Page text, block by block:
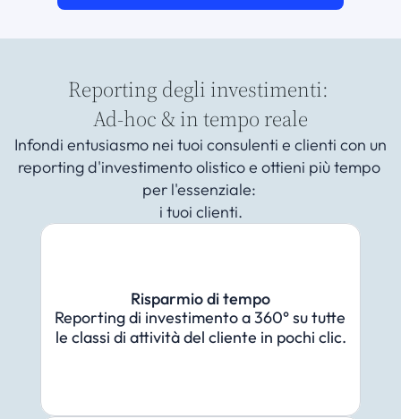
Reporting degli investimenti:
Ad-hoc & in tempo reale
Infondi entusiasmo nei tuoi consulenti e clienti con un
reporting d'investimento olistico e ottieni più tempo
per l'essenziale:
i tuoi clienti.
Risparmio di tempo
Reporting di investimento a 360° su tutte
le classi di attività del cliente in pochi clic.